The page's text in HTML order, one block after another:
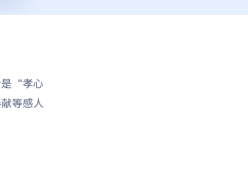
是“孝心
等感人